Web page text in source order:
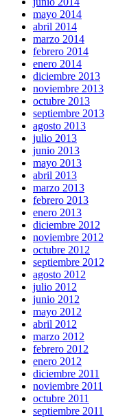
mayo 2014
abril 2014
marzo 2014
febrero 2014
enero 2014
diciembre 2013
noviembre 2013
octubre 2013
septiembre 2013
agosto 2013
julio 2013
junio 2013
mayo 2013
abril 2013
marzo 2013
febrero 2013
enero 2013
diciembre 2012
noviembre 2012
octubre 2012
septiembre 2012
agosto 2012
julio 2012
junio 2012
mayo 2012
abril 2012
marzo 2012
febrero 2012
enero 2012
diciembre 2011
noviembre 2011
octubre 2011
septiembre 2011